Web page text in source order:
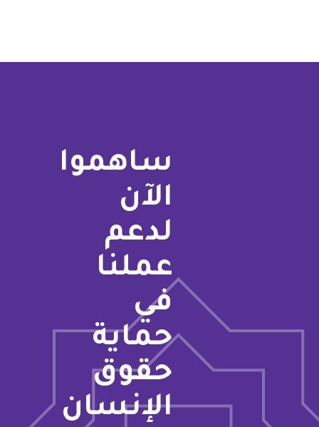
ساهموا
الآن
لدعم
عملنا
في
حماية
حقوق
الإنسان